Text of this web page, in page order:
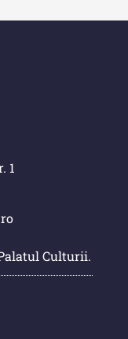
al
al
al
al
și
și
1
Culturii.